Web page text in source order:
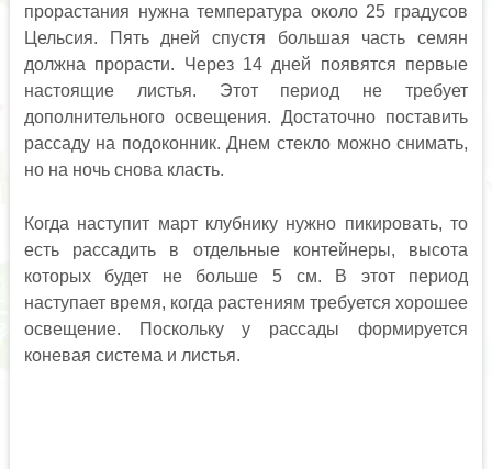
прорастания нужна температура около 25 градусов
Цельсия. Пять дней спустя большая часть семян
должна прорасти. Через 14 дней появятся первые
настоящие листья. Этот период не требует
дополнительного освещения. Достаточно поставить
рассаду на подоконник. Днем стекло можно снимать,
но на ночь снова класть.
Когда наступит март клубнику нужно пикировать, то
есть рассадить в отдельные контейнеры, высота
которых будет не больше 5 см. В этот период
наступает время, когда растениям требуется хорошее
освещение. Поскольку у рассады формируется
коневая система и листья.